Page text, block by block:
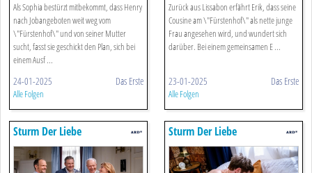
Als Sophia bestürzt mitbekommt, dass Henry
nach Jobangeboten weit weg vom
\"Fürstenhof\" und von seiner Mutter
sucht, fasst sie geschickt den Plan, sich bei
einem Ausf ...
24-01-2025 Das Erste
Alle Folgen
Zurück aus Lissabon erfährt Erik, dass seine
Cousine am \"Fürstenhof\" als nette junge
Frau angesehen wird, und wundert sich
darüber. Bei einem gemeinsamen E ...
23-01-2025 Das Erste
Alle Folgen
Sturm Der Liebe Sturm Der Liebe